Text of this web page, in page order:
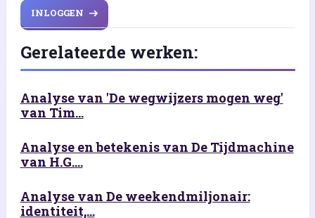
INLOGGEN
Gerelateerde werken:
Analyse van 'De wegwijzers mogen weg'
van Tim...
Analyse en betekenis van De Tijdmachine
van H.G....
Analyse van De weekendmiljonair:
identiteit,...